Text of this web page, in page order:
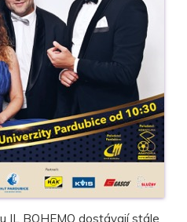
IL BOHEMO dostávají stále